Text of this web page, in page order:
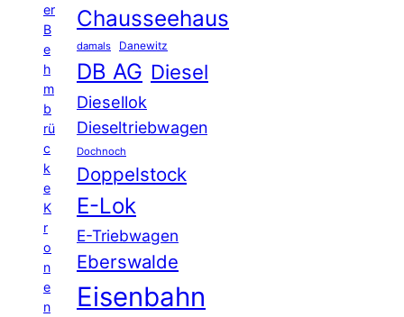
er
B
e
h
m
b
rü
c
k
e
K
r
o
n
e
n
Chausseehaus
damals Danewitz
DB AG Diesel
Diesellok
Dieseltriebwagen
Dochnoch
Doppelstock
E-Lok
E-Triebwagen
Eberswalde
Eisenbahn